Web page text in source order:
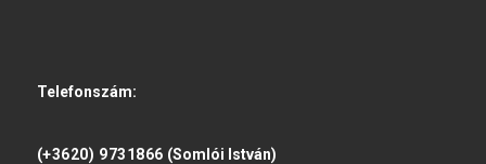
Telefonszám:
(+3620) 9731866 (Somlói István)